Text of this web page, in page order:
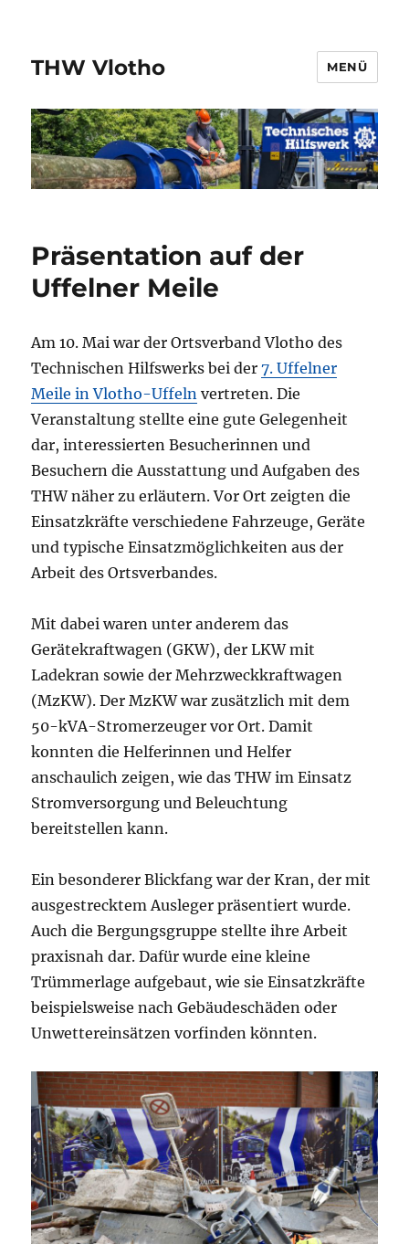
THW Vlotho MENÜ
Präsentation auf der
Uffelner Meile
Am 10. Mai war der Ortsverband Vlotho des
Technischen Hilfswerks bei der7. Uffelner
Meile in Vlotho-Uffeln vertreten. Die
Veranstaltung stellte eine gute Gelegenheit
dar, interessierten Besucherinnen und
Besuchern die Ausstattung und Aufgaben des
THW näher zu erläutern. Vor Ort zeigten die
Einsatzkräfte verschiedene Fahrzeuge, Geräte
und typische Einsatzmöglichkeiten aus der
Arbeit des Ortsverbandes.
Mit dabei waren unter anderem das
Gerätekraftwagen (GKW), der LKW mit
Ladekran sowie der Mehrzweckkraftwagen
(MzKW). Der MzKW war zusätzlich mit dem
50-kVA-Stromerzeuger vor Ort. Damit
konnten die Helferinnen und Helfer
anschaulich zeigen, wie das THW im Einsatz
Stromversorgung und Beleuchtung
bereitstellen kann.
Ein besonderer Blickfang war der Kran, der mit
ausgestrecktem Ausleger präsentiert wurde.
Auch die Bergungsgruppe stellte ihre Arbeit
praxisnah dar. Dafür wurde eine kleine
Trümmerlage aufgebaut, wie sie Einsatzkräfte
beispielsweise nach Gebäudeschäden oder
Unwettereinsätzen vorfinden könnten.